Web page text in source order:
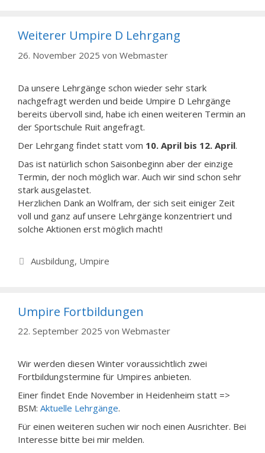
Weiterer Umpire D Lehrgang
26. November 2025 von Webmaster
Da unsere Lehrgänge schon wieder sehr stark
nachgefragt werden und beide Umpire D Lehrgänge
bereits übervoll sind, habe ich einen weiteren Termin an
der Sportschule Ruit angefragt.
Der Lehrgang findet statt vom 10. April bis 12. April.
Das ist natürlich schon Saisonbeginn aber der einzige
Termin, der noch möglich war. Auch wir sind schon sehr
stark ausgelastet.
Herzlichen Dank an Wolfram, der sich seit einiger Zeit
voll und ganz auf unsere Lehrgänge konzentriert und
solche Aktionen erst möglich macht!
Kategorien
Ausbildung, Umpire
Umpire Fortbildungen
22. September 2025 von Webmaster
Wir werden diesen Winter voraussichtlich zwei
Fortbildungstermine für Umpires anbieten.
Einer findet Ende November in Heidenheim statt =>
BSM: Aktuelle Lehrgänge.
Für einen weiteren suchen wir noch einen Ausrichter. Bei
Interesse bitte bei mir melden.